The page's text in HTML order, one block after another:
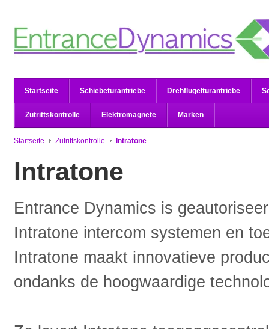
Startseite Schiebetürantriebe Drehflügeltürantriebe
Zutrittskontrolle Elektromagnete Marken
Startseite Zutrittskontrolle Intratone
Intratone
Entrance Dynamics is
Intratone intercom systemen en
Intratone maakt innovatieve
ondanks de hoogwaardige